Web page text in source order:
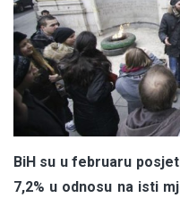
BiH su u februaru
7,2% u odnosu na isti